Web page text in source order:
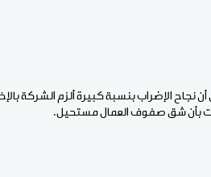
نجاح الإضراب بنسبة كبيرة ألزم الشركة
بأن شق صفوف العمال مستحيل.